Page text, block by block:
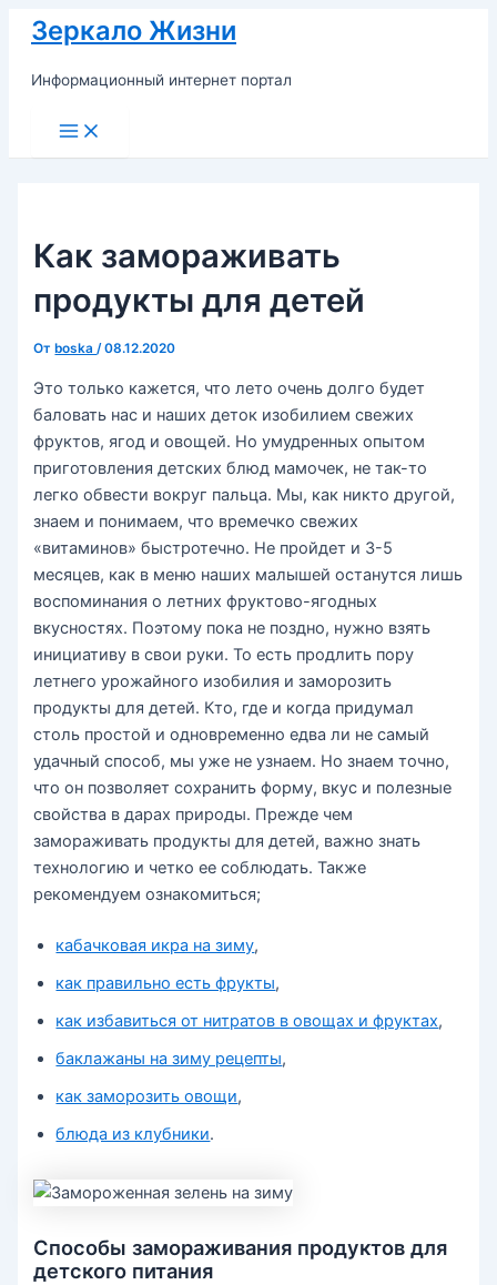
Перейти
содержимому
Зеркало Жизни
Информационный интернет портал
Main
Menu
Как замораживать
продукты для детей
От boska/08.12.2020
Это только кажется, что лето очень долго будет
баловать нас и наших деток изобилием свежих
фруктов, ягод и овощей. Но умудренных опытом
приготовления детских блюд мамочек, не так-то
легко обвести вокруг пальца. Мы, как никто другой,
знаем и понимаем, что времечко свежих
«витаминов» быстротечно. Не пройдет и 3-5
месяцев, как в меню наших малышей останутся лишь
воспоминания о летних фруктово-ягодных
вкусностях. Поэтому пока не поздно, нужно взять
инициативу в свои руки. То есть продлить пору
летнего урожайного изобилия и заморозить
продукты для детей. Кто, где и когда придумал
столь простой и одновременно едва ли не самый
удачный способ, мы уже не узнаем. Но знаем точно,
что он позволяет сохранить форму, вкус и полезные
свойства в дарах природы. Прежде чем
замораживать продукты для детей, важно знать
технологию и четко ее соблюдать. Также
рекомендуем ознакомиться;
кабачковая икра на зиму,
как правильно есть фрукты,
как избавиться от нитратов в овощах и фруктах,
баклажаны на зиму рецепты,
как заморозить овощи,
блюда из клубники.
Способы замораживания продуктов для
детского питания